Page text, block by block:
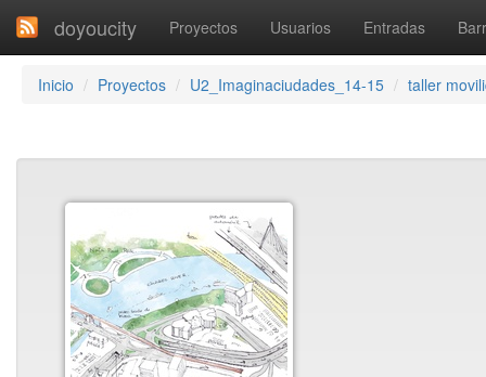
doyoucity Proyectos Usuarios Entradas
Inicio Proyectos U2_Imaginaciudades_14-15 taller